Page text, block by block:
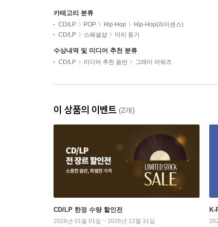
카테고리 분류
CD/LP POP Hip-Hop
Hip-Hop(라이센스)
CD/LP
스페셜샵 미리 듣기
수상내역 및 미디어 추천 분류
CD/LP 미디어 추천 음반 그래미 어워즈
이 상품의 이벤트 (2개)
CD/LP 한정 수량 할인전
2026년 01월 01일 ~ 2026년 12월 31일
K-